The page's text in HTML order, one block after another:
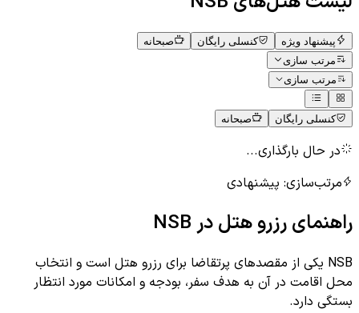
پیشنهاد ویژه کنسلی رایگان
صبحانه
مرتب سازی
مرتب سازی
کنسلی رایگان صبحانه
در حال بارگذاری...
مرتب‌سازی: پیشنهادی
راهنمای رزرو هتل درNSB
NSB یکی از مقصدهای پرتقاضا برای رزرو هتل است و انتخاب
محل اقامت در آن به هدف سفر، بودجه و امکانات مورد انتظار
بستگی دارد.